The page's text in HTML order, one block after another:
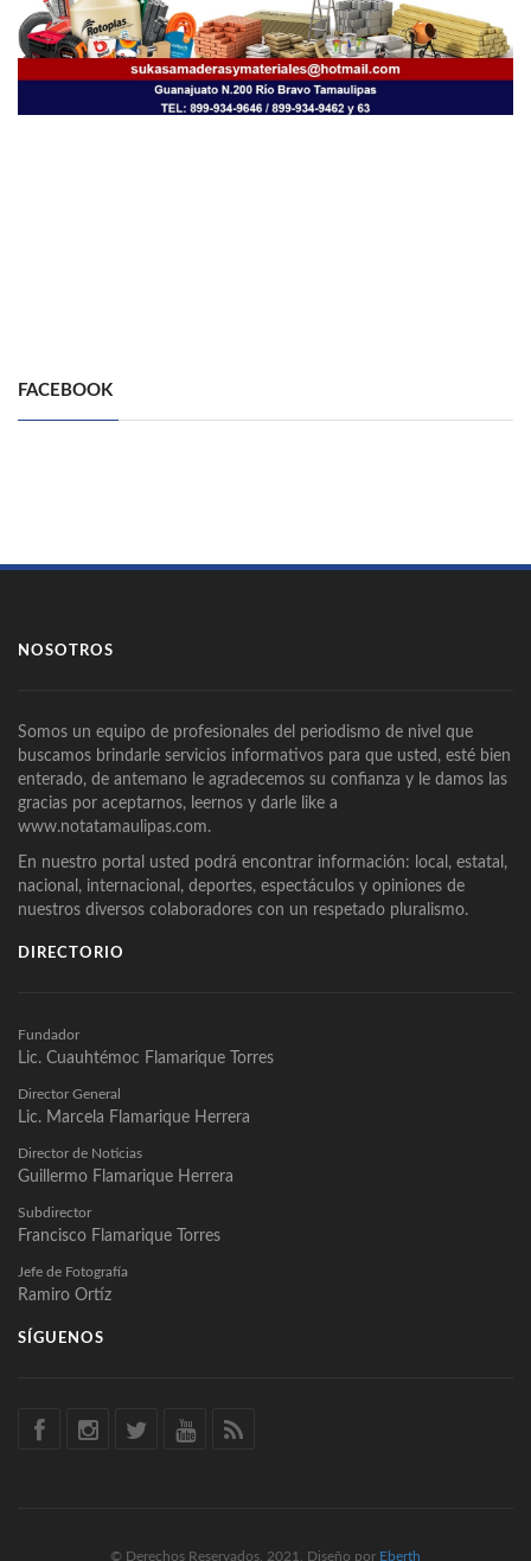
FACEBOOK
NOSOTROS
Somos un equipo de profesionales del periodismo de nivel que
buscamos brindarle servicios informativos para que usted, esté bien
enterado, de antemano le agradecemos su confianza y le damos las
gracias por aceptarnos, leernos y darle like a
www.notatamaulipas.com.
En nuestro portal usted podrá encontrar información: local, estatal,
nacional, internacional, deportes, espectáculos y opiniones de
nuestros diversos colaboradores con un respetado pluralismo.
DIRECTORIO
Fundador
Lic. Cuauhtémoc Flamarique Torres
Director General
Lic. Marcela Flamarique Herrera
Director de Noticias
Guillermo Flamarique Herrera
Subdirector
Francisco Flamarique Torres
Jefe de Fotografía
Ramiro Ortíz
SÍGUENOS
© Derechos Reservados, 2021, Diseño por Eberth